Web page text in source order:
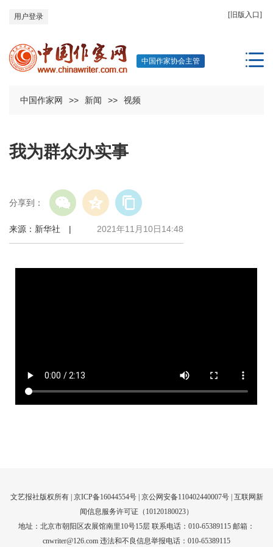
[旧版入口]
用户登录
中国作家协会主管
中国作家网 >> 新闻 >> 视频
我为群众办实事
分享到：
来源：新华社 | 2021年11月10日14:48
文艺报社版权所有 | 京ICP备16044554号| 京公网安备110402440007号 | 互联网新
闻信息服务许可证（10120180023）
地址：北京市朝阳区农展馆南里10号15层 联系电话：010-65389115 邮箱：
cnwriter@126.com 违法和不良信息举报电话：010-65389115